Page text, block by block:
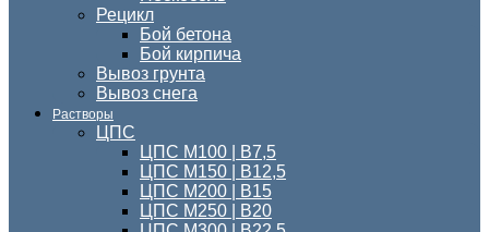
Рецикл
Бой бетона
Бой кирпича
Вывоз грунта
Вывоз снега
Растворы
ЦПС
ЦПС М100 | B7,5
ЦПС М150 | В12,5
ЦПС М200 | В15
ЦПС М250 | В20